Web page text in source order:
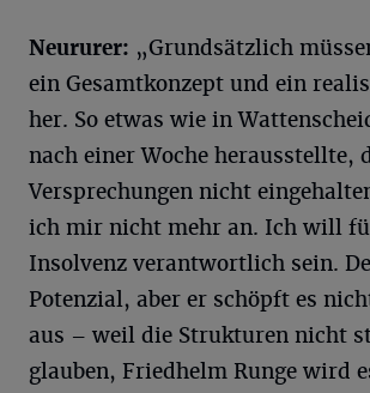
Neururer: „Grundsätzlich
ein Gesamtkonzept und ein
her. So etwas wie in
nach einer Woche herausstellte,
Versprechungen nicht
ich mir nicht mehr an. Ich will
Insolvenz verantwortlich sein.
Potenzial, aber er schöpft es
aus – weil die Strukturen nicht
glauben, Friedhelm Runge wird